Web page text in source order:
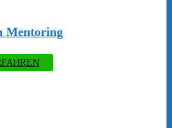
Mentoring